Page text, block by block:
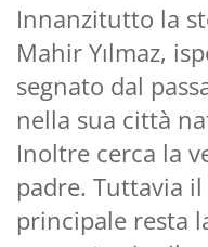
Innanzitutto la
Mahir Yılmaz,
segnato dal
nella sua città
Inoltre cerca la
padre. Tuttavia
principale resta